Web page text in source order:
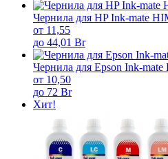
Чернила для HP Ink-mate
от 11,55
до 44,01 Br
Чернила для Epson Ink-
от 10,50
до 72 Br
Хит!